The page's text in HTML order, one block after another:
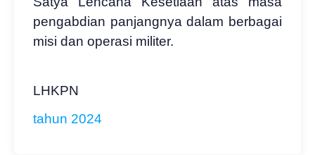
pengabdian panjangnya dalam berbagai
misi dan operasi militer.
LHKPN
tahun 2024